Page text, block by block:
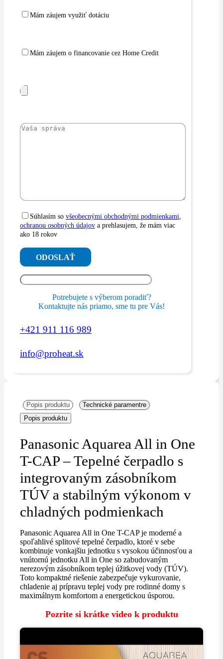
Mám záujem využiť dotáciu
Mám záujem o financovanie cez Home Credit
Súhlasím so všeobecnými obchodnými podmienkami,
ochranou osobných údajov a prehlasujem, že mám viac
ako 18 rokov
Potrebujete s výberom poradiť?
Kontaktujte nás priamo, sme tu pre Vás!
+421 911 116 989
info@proheat.sk
Popis produktu
Technické paramentre
Popis produktu
Panasonic Aquarea All in One
T-CAP – Tepelné čerpadlo s
integrovaným zásobníkom
TÚV a stabilným výkonom v
chladných podmienkach
Panasonic Aquarea All in One T-CAP je moderné a
spoľahlivé splitové tepelné čerpadlo, ktoré v sebe
kombinuje vonkajšiu jednotku s vysokou účinnosťou a
vnútornú jednotku All in One so zabudovaným
nerezovým zásobníkom teplej úžitkovej vody (TÚV).
Toto kompaktné riešenie zabezpečuje vykurovanie,
chladenie aj prípravu teplej vody pre rodinné domy s
maximálnym komfortom a energetickou úsporou.
Pozrite si krátke video k produktu